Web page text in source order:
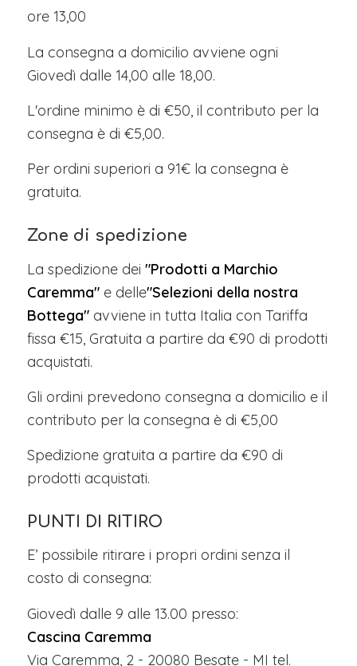
ore 13,00
La consegna a domicilio avviene ogni
Giovedì dalle 14,00 alle 18,00.
L'ordine minimo è di €50, il contributo per la
consegna è di €5,00.
Per ordini superiori a 91€ la consegna è
gratuita.
Zone di spedizione
La spedizione dei "Prodotti a Marchio
Caremma"e delle"Selezioni della nostra
Bottega"avviene in tutta Italia con Tariffa
fissa €15, Gratuita a partire da €90 di prodotti
acquistati.
Gli ordini prevedono consegna a domicilio e il
contributo per la consegna è di €5,00
Spedizione gratuita a partire da €90 di
prodotti acquistati.
PUNTI DI RITIRO
E’ possibile ritirare i propri ordini senza il
costo di consegna:
Giovedì dalle 9 alle 13.00 presso:
Cascina Caremma
Via Caremma, 2 - 20080 Besate - MI tel.